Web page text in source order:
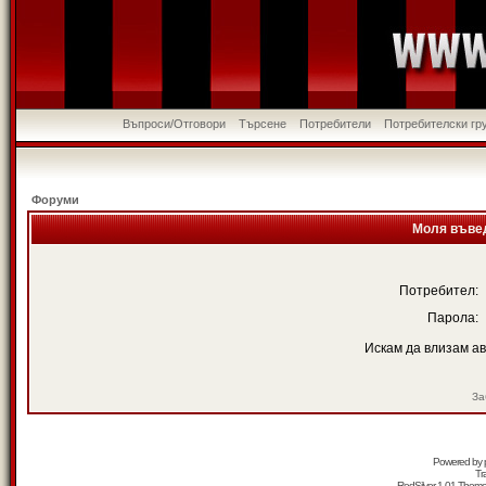
Въпроси/Отговори Търсене Потребители Потребителски
Форуми
Моля
Потребител:
Парола:
Искам да влизам
Powered by